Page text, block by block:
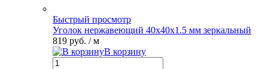
Быстрый просмотр
Уголок нержавеющий 40х40х1.5 мм зеркальный
819 руб. / м
В корзину